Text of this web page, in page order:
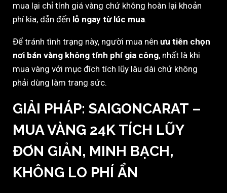
mua lại chỉ tính giá vàng chứ không hoàn lại khoản
phí kia, dẫn đến lỗ ngay từ lúc mua.
Để tránh tình trạng này, người mua nên ưu tiên chọn
nơi bán vàng không tính phí gia công, nhất là khi
mua vàng với mục đích tích lũy lâu dài chứ không
phải dùng làm trang sức.
GIẢI PHÁP: SAIGONCARAT –
MUA VÀNG 24K TÍCH LŨY
ĐƠN GIẢN, MINH BẠCH,
KHÔNG LO PHÍ ẨN